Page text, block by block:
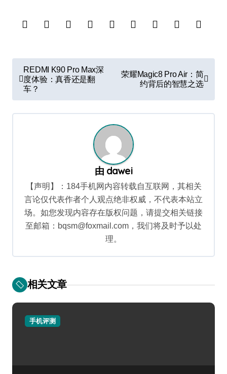
文
章
导
航
REDMI K90 Pro Max深
度体验：真香还是翻
车？
荣耀Magic8 Pro Air：简
约背后的智慧之选
由 dawei
【声明】：184手机网内容转载自互联网，其相关
言论仅代表作者个人观点绝非权威，不代表本站立
场。如您发现内容存在版权问题，请提交相关链接
至邮箱：bqsm@foxmail.com，我们将及时予以处
理。
相关文章
手机评测